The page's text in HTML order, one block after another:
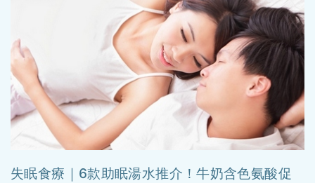
失眠食療｜6款助眠湯水推介！牛奶含色氨酸促